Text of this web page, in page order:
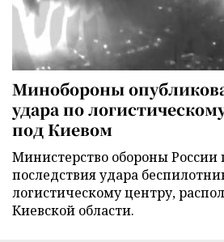
Минобороны
удара по
под Киевом
Министерство обороны России
последствия удара
логистическому центру,
Киевской области.